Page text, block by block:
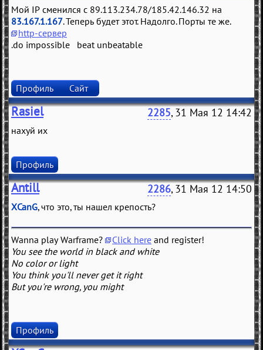
Мой IP сменился с 89.113.234.78/185.42.146.32 на
83.167.1.167. Теперь будет этот. Надолго. Порты те же.
http-сервер
.do impossible beat unbeatable
Профиль Сайт
Rasiel 2285, 31 Мая 12 14:42
нахуй их
Профиль
Antill 2286, 31 Мая 12 14:50
XCanG, что это, ты нашел крепость?
Wanna play Warframe? Click here and register!
You see the world in black and white
No color or light
You think you'll never get it right
But you're wrong, you might
Профиль